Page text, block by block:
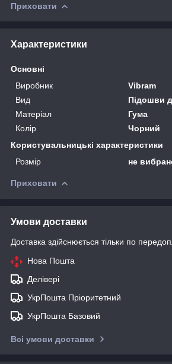
Приховати
Характеристики
Основні
Виробник
Vibram
Вид
Підошви
Матеріал
Гума
Колір
Чорний
Користувальницькі характеристики
Розмір
не
Приховати
Умови доставки
Доставка здійснюється тільки по
Нова Пошта
Делівері
УкрПошта Пріоритетний
УкрПошта Базовий
Всі умови доставки